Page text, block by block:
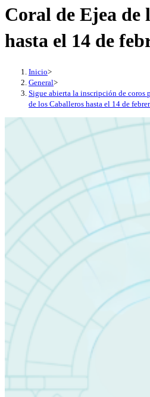
Coral de Ejea de
hasta el 14 de
Inicio>
General>
Sigue abierta la inscripción de coros
de los Caballeros hasta el 14 de